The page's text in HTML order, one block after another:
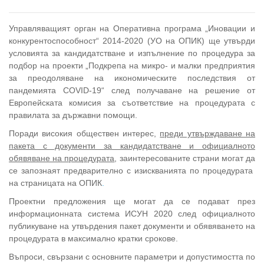
Управляващият орган на Оперативна програма „Иновации и
конкурентоспособност“ 2014-2020 (УО на ОПИК) ще утвърди
условията за кандидатстване и изпълнение по процедура за
подбор на проекти „Подкрепа на микро- и малки предприятия
за преодоляване на икономическите последствия от
пандемията COVID-19“ след получаване на решение от
Европейската комисия за съответствие на процедурата с
правилата за държавни помощи.
Поради високия обществен интерес, преди утвърждаване на
пакета с документи за кандидатстване и официалното
обявяване на процедурата , заинтересованите страни могат да
се запознаят предварително с изискванията по процедурата
на страницата на ОПИК
Проектни предложения ще могат да се подават през
информационната система ИСУН 2020 след официалното
публикуване на утвърдения пакет документи и обявяването на
процедурата в максимално кратки срокове.
Въпроси, свързани с основните параметри и допустимостта по